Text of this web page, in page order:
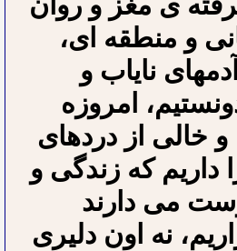
و منطقه ای،
نایاب و
امروزه
خالی از دردهای
داریم که زندگی و
می دارند
نه اون دلیری